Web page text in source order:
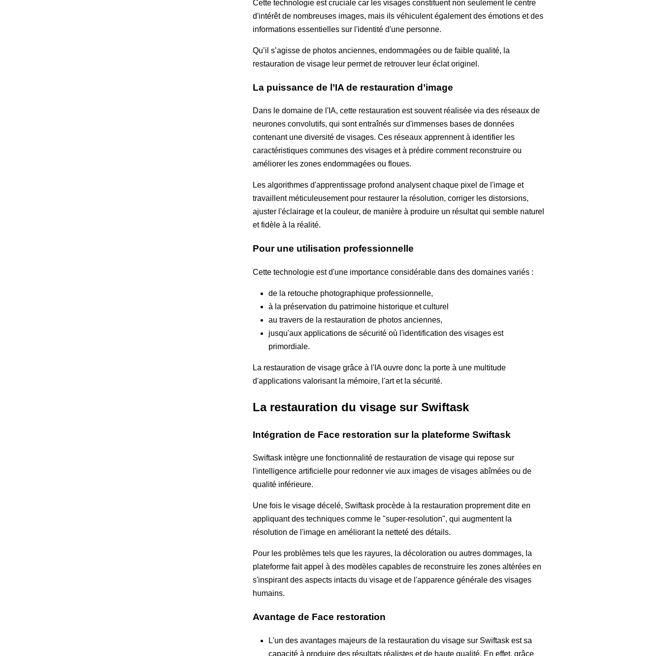
Cette technologie est cruciale car les visages constituent non seulement le centre
d'intérêt de nombreuses images, mais ils véhiculent également des émotions et des
informations essentielles sur l'identité d'une personne.
Qu’il s’agisse de photos anciennes, endommagées ou de faible qualité, la
restauration de visage leur permet de retrouver leur éclat originel.
La puissance de l’IA de restauration d’image
Dans le domaine de l'IA, cette restauration est souvent réalisée via des réseaux de
neurones convolutifs, qui sont entraînés sur d'immenses bases de données
contenant une diversité de visages. Ces réseaux apprennent à identifier les
caractéristiques communes des visages et à prédire comment reconstruire ou
améliorer les zones endommagées ou floues.
Les algorithmes d'apprentissage profond analysent chaque pixel de l'image et
travaillent méticuleusement pour restaurer la résolution, corriger les distorsions,
ajuster l'éclairage et la couleur, de manière à produire un résultat qui semble naturel
et fidèle à la réalité.
Pour une utilisation professionnelle
Cette technologie est d'une importance considérable dans des domaines variés :
de la retouche photographique professionnelle,
à la préservation du patrimoine historique et culturel
au travers de la restauration de photos anciennes,
jusqu'aux applications de sécurité où l'identification des visages est
primordiale.
La restauration de visage grâce à l'IA ouvre donc la porte à une multitude
d'applications valorisant la mémoire, l'art et la sécurité.
La restauration du visage sur Swiftask
Intégration de Face restoration sur la plateforme Swiftask
Swiftask intègre une fonctionnalité de restauration de visage qui repose sur
l'intelligence artificielle pour redonner vie aux images de visages abîmées ou de
qualité inférieure.
Une fois le visage décelé, Swiftask procède à la restauration proprement dite en
appliquant des techniques comme le "super-resolution", qui augmentent la
résolution de l'image en améliorant la netteté des détails.
Pour les problèmes tels que les rayures, la décoloration ou autres dommages, la
plateforme fait appel à des modèles capables de reconstruire les zones altérées en
s'inspirant des aspects intacts du visage et de l'apparence générale des visages
humains.
Avantage de Face restoration
L'un des avantages majeurs de la restauration du visage sur Swiftask est sa
capacité à produire des résultats réalistes et de haute qualité. En effet, grâce